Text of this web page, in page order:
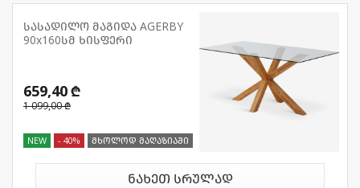
სასადილო მაგიდა AGERBY
90x160სმ ხისფერი
659,40 ₾
1 099,00 ₾
NEW - 40% მხოლოდ მაღაზიაში
ნახეთ სრულად